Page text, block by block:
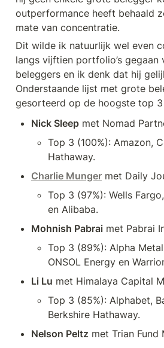
outperformance heeft behaald
mate van concentratie.
Dit wilde ik natuurlijk wel even
langs vijftien portfolio’s gegaan
beleggers en ik denk dat hij
Onderstaande lijst met grote
gesorteerd op de hoogste top
Nick Sleep met Nomad
Top 3 (100%): Amazon,
Hathaway.
Charlie Munger met Daily
Top 3 (97%): Wells
en Alibaba.
Mohnish Pabrai met Pabrai
Top 3 (89%): Alpha
ONSOL Energy en
Li Lu met Himalaya Capital
Top 3 (85%): Alphabet,
Berkshire Hathaway.
Nelson Peltz met Trian Fund